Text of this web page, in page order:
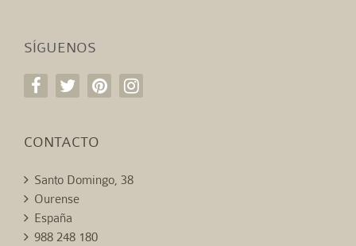
SÍGUENOS
CONTACTO
Santo Domingo, 38
Ourense
España
988 248 180